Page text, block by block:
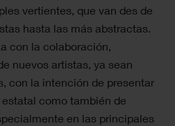
vertientes, que van des de
hasta las más abstractas.
con la colaboración,
nuevos artistas, ya sean
con la intención de presentar
como también de
en las principales